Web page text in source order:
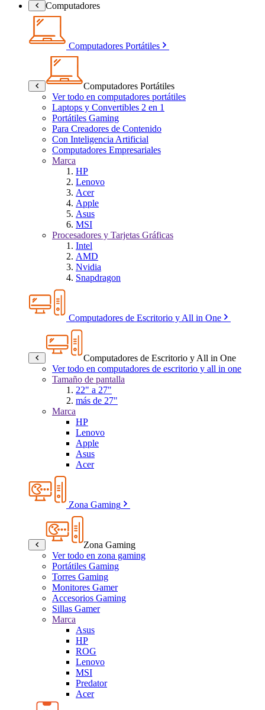
Computadores
Computadores Portátiles
Computadores Portátiles
Ver todo en computadores portátiles
Laptops y Convertibles 2 en 1
Portátiles Gaming
Para Creadores de Contenido
Con Inteligencia Artificial
Computadores Empresariales
Marca
HP
Lenovo
Acer
Apple
Asus
MSI
Procesadores y Tarjetas Gráficas
Intel
AMD
Nvidia
Snapdragon
Computadores de Escritorio y All in One
Computadores de Escritorio y All in One
Ver todo en computadores de escritorio y all in one
Tamaño de pantalla
22" a 27"
más de 27"
Marca
HP
Lenovo
Apple
Asus
Acer
Zona Gaming
Zona Gaming
Ver todo en zona gaming
Portátiles Gaming
Torres Gaming
Monitores Gamer
Accesorios Gaming
Sillas Gamer
Marca
Asus
HP
ROG
Lenovo
MSI
Predator
Acer